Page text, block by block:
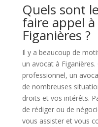
Quels sont
faire appel
Figanières ?
Il y a beaucoup de
un avocat à
professionnel, un
de nombreuses
droits et vos intérêts.
de rédiger ou de
vous assister et vous